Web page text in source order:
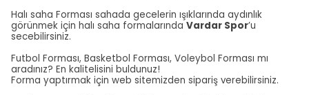
Halı saha Forması sahada gecelerin ışıklarında aydınlık
görünmek için halı saha formalarında Vardar Spor’u
secebilirsiniz.
Futbol Forması, Basketbol Forması, Voleybol Forması mı
aradınız? En kalitelisini buldunuz!
Forma yaptırmak için web sitemizden sipariş verebilirsiniz.